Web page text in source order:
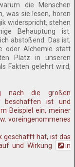
die Menschen
was sie lesen, hören
widerspricht, stehen
Behauptung ist.
abstoßend. Das ist,
oder Alchemie statt
Platz in unseren
Fakten gelehrt wird,
nach die großen
beschaffen ist und
Beispiel ein, meiner
voreingenommenes
geschafft hat, ist das
und Wirkung
in